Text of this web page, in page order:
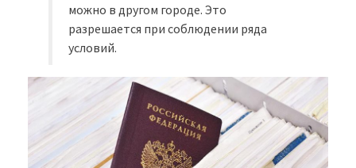
можно в другом городе. Это
разрешается при соблюдении ряда
условий.